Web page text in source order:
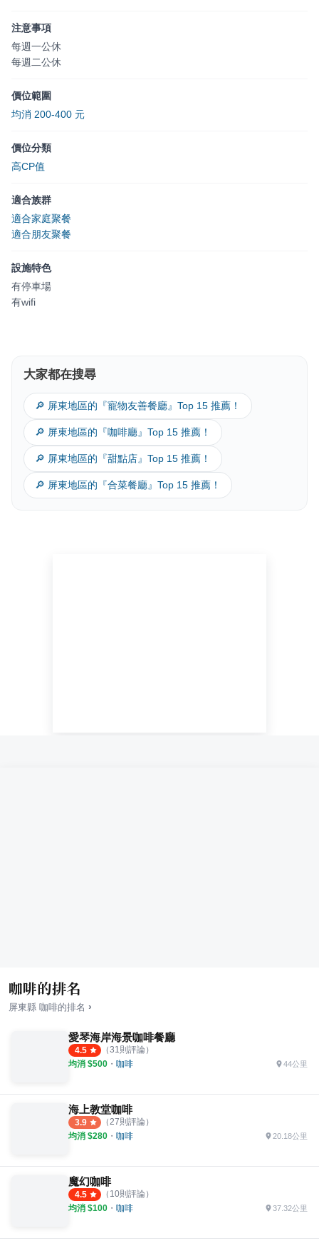
注意事項
每週一公休
每週二公休
價位範圍
均消 200-400 元
價位分類
高CP值
適合族群
適合家庭聚餐
適合朋友聚餐
設施特色
有停車場
有wifi
大家都在搜尋
🔎 屏東地區的『寵物友善餐廳』Top 15 推薦！
🔎 屏東地區的『咖啡廳』Top 15 推薦！
🔎 屏東地區的『甜點店』Top 15 推薦！
🔎 屏東地區的『合菜餐廳』Top 15 推薦！
咖啡的排名
屏東縣 咖啡的排名 ›
愛琴海岸海景咖啡餐廳
4.5 （31 則評論）
均消 $500 ・ 咖啡 44公里
海上教堂咖啡
3.9 （ 27則評論）
均消 $280 ・ 咖啡 20.18公里
魔幻咖啡
4.5 （ 10則評論）
均消 $100 ・ 咖啡 37.32公里